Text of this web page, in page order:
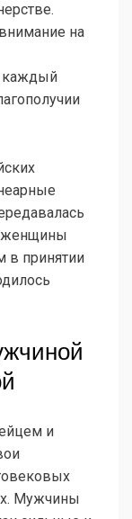
на
каждый
женщины
в принятии
и
Мужчины